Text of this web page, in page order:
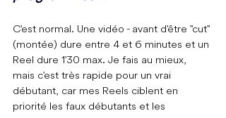
C'est normal. Une vidéo - avant d'être "cut"
(montée) dure entre 4 et 6 minutes et un
Reel dure 1'30 max. Je fais au mieux,
mais c'est très rapide pour un vrai
débutant, car mes Reels ciblent en
priorité les faux débutants et les